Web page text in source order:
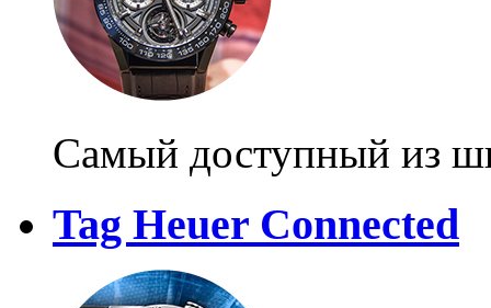
Самый доступный из
Tag Heuer Connected